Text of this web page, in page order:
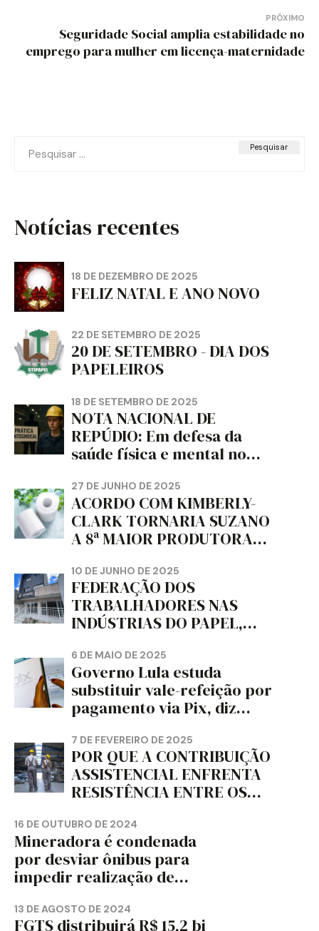
PRÓXIMO
Seguridade Social amplia estabilidade no
emprego para mulher em licença-maternidade
por:
Notícias recentes
18 DE DEZEMBRO DE 2025
FELIZ NATAL E ANO NOVO
22 DE SETEMBRO DE 2025
20 DE SETEMBRO - DIA DOS
PAPELEIROS
18 DE SETEMBRO DE 2025
NOTA NACIONAL DE
REPÚDIO: Em defesa da
saúde física e mental no
da dignidade sindical.
27 DE JUNHO DE 2025
ACORDO COM KIMBERLY-
CLARK TORNARIA SUZANO
A 8ª MAIOR PRODUTORA
MUNDO, DIZ FITCH
10 DE JUNHO DE 2025
FEDERAÇÃO DOS
TRABALHADORES NAS
INDÚSTRIAS DO PAPEL,
CORTIÇA E ARTEFATOS DE
PAPEL DO ESTADO DO
PARANÁ – FETRAPEL-PR
6 DE MAIO DE 2025
Governo Lula estuda
substituir vale-refeição por
pagamento via Pix, diz
7 DE FEVEREIRO DE 2025
POR QUE A CONTRIBUIÇÃO
ASSISTENCIAL ENFRENTA
RESISTÊNCIA ENTRE OS
16 DE OUTUBRO DE 2024
Mineradora é condenada
por desviar ônibus para
impedir realização de
13 DE AGOSTO DE 2024
FGTS distribuirá R$ 15,2 bi